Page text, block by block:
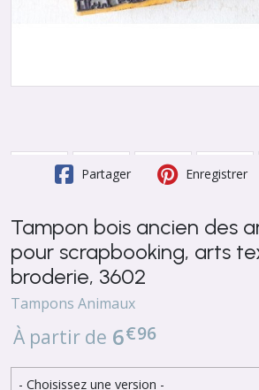
Partager Enregistrer
Tampon bois ancien des
pour scrapbooking, arts
broderie, 3602
Tampons Animaux
À partir de 6€96